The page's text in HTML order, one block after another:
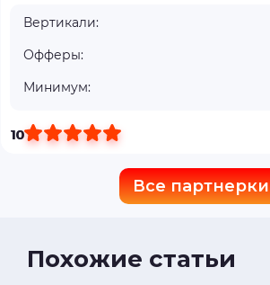
Вертикали:
Офферы:
Минимум:
10
Все партнерки
Похожие статьи